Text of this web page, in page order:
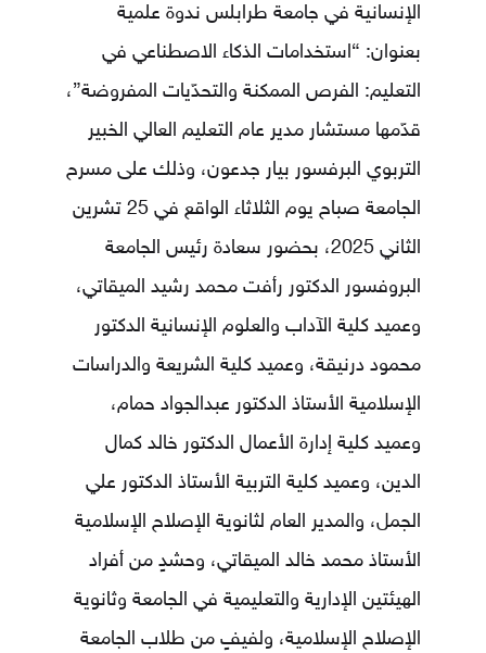
الإنسانية في جامعة طرابلس ندوة علمية
بعنوان: “استخدامات الذكاء الاصطناعي في
التعليم: الفرص الممكنة والتحدّيات المفروضة”،
قدّمها مستشار مدير عام التعليم العالي الخبير
التربوي البرفسور بيار جدعون، وذلك على مسرح
الجامعة صباح يوم الثلاثاء الواقع في 25 تشرين
الثاني 2025، بحضور سعادة رئيس الجامعة
البروفسور الدكتور رأفت محمد رشيد الميقاتي،
وعميد كلية الآداب والعلوم الإنسانية الدكتور
محمود درنيقة، وعميد كلية الشريعة والدراسات
الإسلامية الأستاذ الدكتور عبدالجواد حمام،
وعميد كلية إدارة الأعمال الدكتور خالد كمال
الدين، وعميد كلية التربية الأستاذ الدكتور علي
الجمل، والمدير العام لثانوية الإصلاح الإسلامية
الأستاذ محمد خالد الميقاتي، وحشدٍ من أفراد
الهيئتين الإدارية والتعليمية في الجامعة وثانوية
الإصلاح الإسلامية، ولفيفٍ من طلاب الجامعة